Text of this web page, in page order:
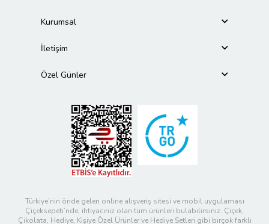
Kurumsal
İletişim
Özel Günler
Türkiye’nin önde gelen online alışveriş sitesi ve mobil uygulaması
Çiçeksepeti’nde, ihtiyacınız olan tüm ürünleri bulabilirsiniz. Çiçek,
Çikolata, Hediye, Kişiye Özel Ürünler ve Hediye Setleri gibi birçok farklı